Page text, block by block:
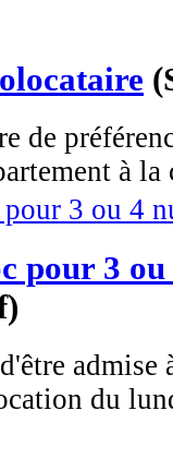
de
à la
pour 3
admise
du